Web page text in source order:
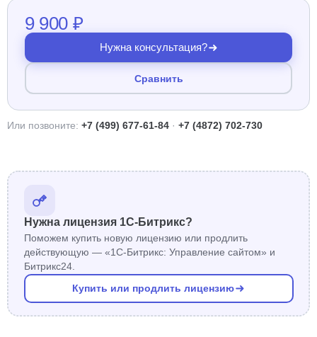
9 900 ₽
Нужна консультация?
Сравнить
Или позвоните: +7 (499) 677-61-84 · +7 (4872) 702-730
Нужна лицензия 1С-Битрикс?
Поможем купить новую лицензию или продлить
действующую — «1С-Битрикс: Управление сайтом» и
Битрикс24.
Купить или продлить лицензию